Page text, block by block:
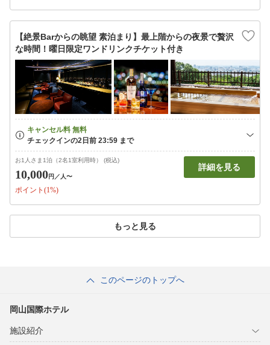
【絶景Barからの眺望 素泊まり】最上階からの夜景で贅沢
な時間！曜日限定ワンドリンクチケット付き
お1人さま1泊（2名1室利用時） (税込)
10,000円 ／人〜
ポイント(1%)
詳細を見る
もっと見る
このページのトップへ
岡山国際ホテル
施設紹介